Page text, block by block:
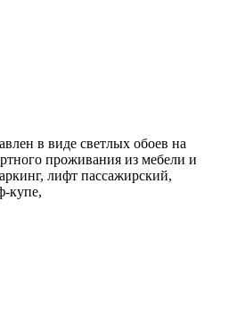
в виде светлых обоев на
проживания из мебели и
лифт пассажирский,
купе,